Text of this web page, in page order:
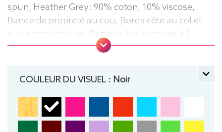
spun, Heather Grey: 90% coton, 10% viscose,
Bande de propreté au cou, Bords côte au col et
aux emmanchures, Patte de boutonnage à 2
boutons, Coutures latérales. Lavable jusqu'à
manche courte, Femme, Bio / Organic, B&C
COULEUR DU VISUEL : Noir